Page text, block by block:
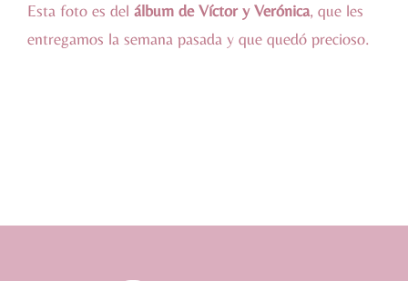
Esta foto es del álbum de Víctor y Verónica, que les
entregamos la semana pasada y que quedó precioso.